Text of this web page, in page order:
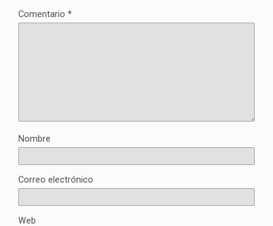
Comentario *
Nombre
Correo electrónico
Web